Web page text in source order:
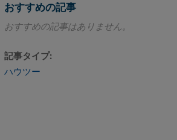
グ
ラ
ッ
おすすめの記事
おすすめの記事はありません。
記事タイプ
ハウツー